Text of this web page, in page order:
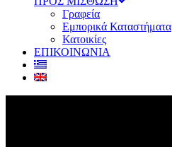
Γραφεία
Εμπορικά Καταστήματα
Κατοικίες
ΕΠΙΚΟΙΝΩΝΙΑ